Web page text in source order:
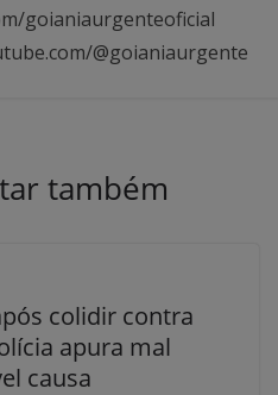
goianiaurgenteoficial
@goianiaurgente
também
colidir contra
apura mal
causa